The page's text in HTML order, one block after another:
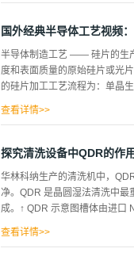
所知的数据形式；2、图形产
陷检测检测针孔或残余未蚀刻
在主体之上, 这防止灰尘的吸
林科纳行业新闻★华林科纳产
国外经典半导体工艺视频
半导体制造工艺 —— 硅片的生
度和表面质量的原始硅片或光
的硅片加工工艺流程为：单
查看详情>>
探究清洗设备中QDR的作
华林科纳生产的清洗机中，
净。QDR 是晶圆湿法清洗中最
成。↑ QDR 示意图槽体由进口
查看详情>>